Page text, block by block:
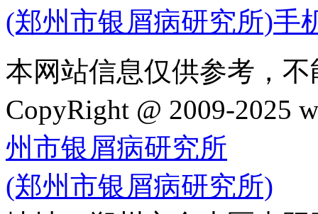
(郑州市银屑病研究所)手
本网站信息仅供参考，
CopyRight @ 2009-2025
州市银屑病研究所
(郑州市银屑病研究所)